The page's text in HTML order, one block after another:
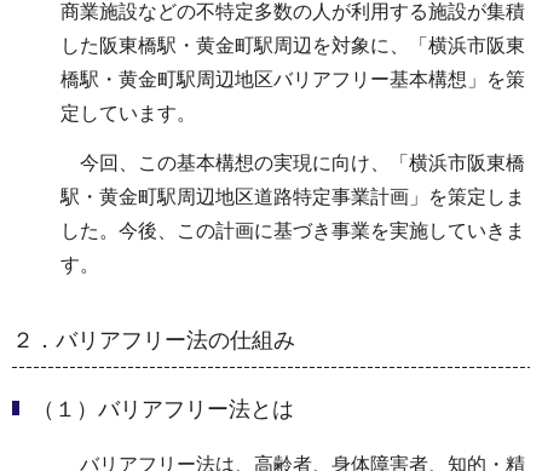
商業施設などの不特定多数の人が利用する施設が集積
した阪東橋駅・黄金町駅周辺を対象に、「横浜市阪東
橋駅・黄金町駅周辺地区バリアフリー基本構想」を策
定しています。
今回、この基本構想の実現に向け、「横浜市阪東橋
駅・黄金町駅周辺地区道路特定事業計画」を策定しま
した。今後、この計画に基づき事業を実施していきま
す。
２．バリアフリー法の仕組み
（１）バリアフリー法とは
バリアフリー法は、高齢者、身体障害者、知的・精